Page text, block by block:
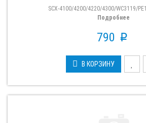
SCX-4100/4200/4220/4300/WC3119/
Подробнее
790 p
В КОРЗИНУ